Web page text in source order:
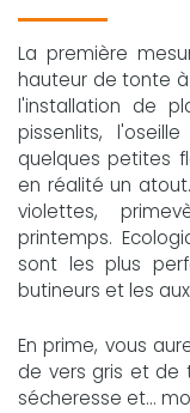
La première
hauteur de tonte
l'installation de
pissenlits,
quelques petites
en réalité un
violettes,
printemps.
sont les plus
butineurs et les
En prime, vous
de vers gris et de
sécheresse et...